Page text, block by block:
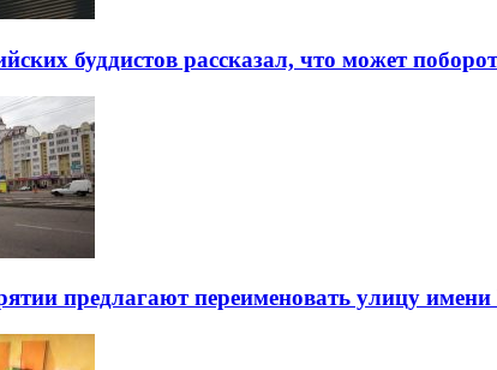
буддистов рассказал, что может
предлагают переименовать улицу